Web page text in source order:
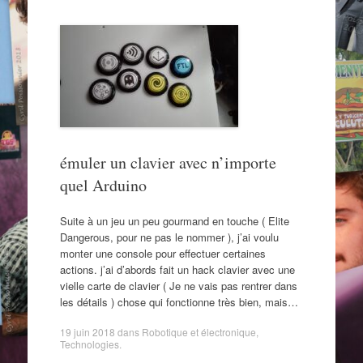
émuler un clavier avec n’importe
quel Arduino
Suite à un jeu un peu gourmand en touche ( Elite
Dangerous, pour ne pas le nommer ), j’ai voulu
monter une console pour effectuer certaines
actions. j’ai d’abords fait un hack clavier avec une
vielle carte de clavier ( Je ne vais pas rentrer dans
les détails ) chose qui fonctionne très bien, mais…
19 juin 2018 dans Robotique et électronique
Technologies.